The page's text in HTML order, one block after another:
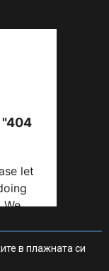
в плажната си